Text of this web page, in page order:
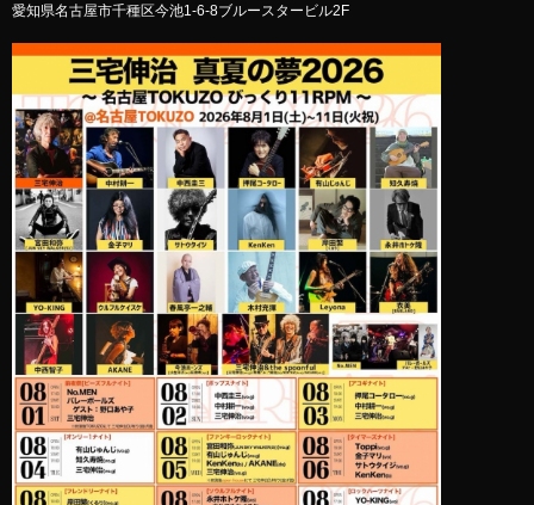
愛知県名古屋市千種区今池1-6-8ブルースタービル2F